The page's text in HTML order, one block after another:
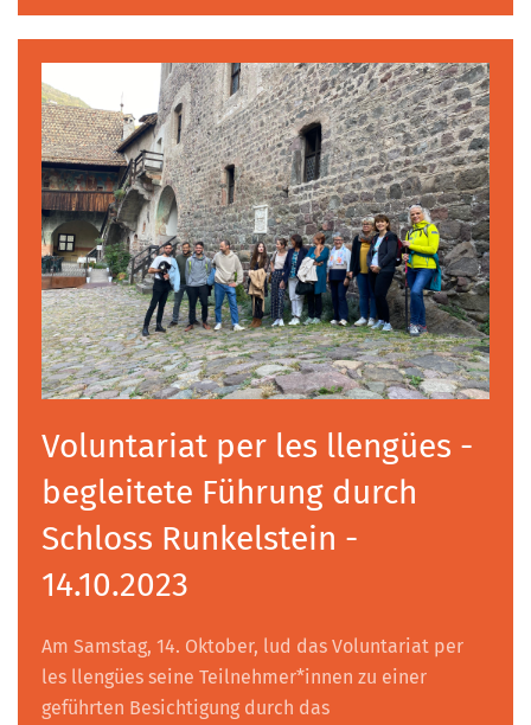
Voluntariat per les llengües -
begleitete Führung durch
Schloss Runkelstein -
14.10.2023
Am Samstag, 14. Oktober, lud das Voluntariat per
les llengües seine Teilnehmer*innen zu einer
geführten Besichtigung durch das